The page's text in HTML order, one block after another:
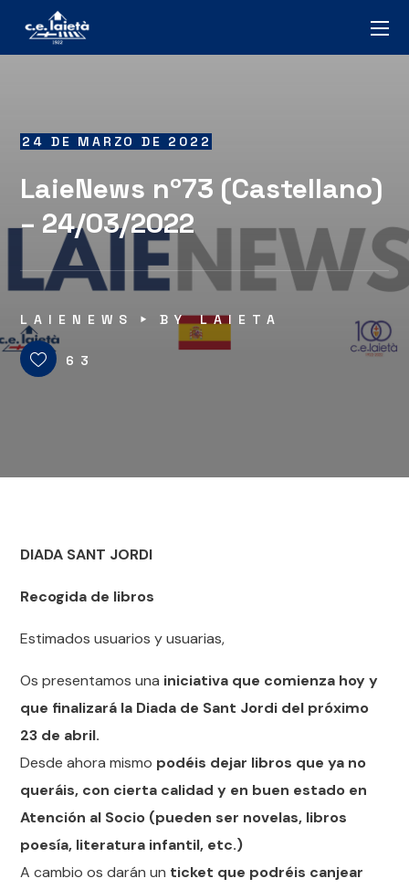
24 DE MARZO DE 2022
LaieNews nº73 (Castellano)
– 24/03/2022
LAIENEWS BYLAIETA
63
DIADA SANT JORDI
Recogida de libros
Estimados usuarios y usuarias,
Os presentamos una iniciativa que comienza hoy y
que finalizará la Diada de Sant Jordi del próximo
23 de abril.
Desde ahora mismo podéis dejar libros que ya no
queráis, con cierta calidad y en buen estado en
Atención al Socio (pueden ser novelas, libros
poesía, literatura infantil, etc.)
A cambio os darán un ticket que podréis canjear